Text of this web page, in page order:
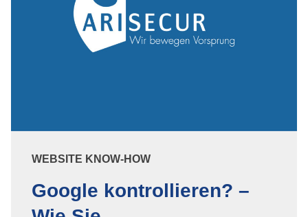
WEBSITE KNOW-HOW
Google kontrollieren? –